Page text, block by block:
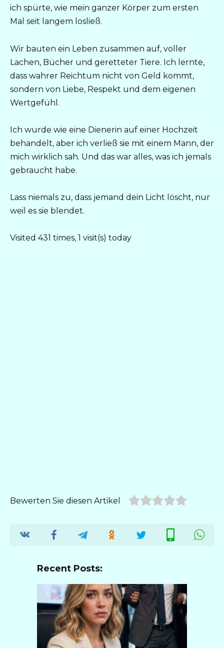
ich spürte, wie mein ganzer Körper zum ersten
Mal seit langem losließ.
Wir bauten ein Leben zusammen auf, voller
Lachen, Bücher und geretteter Tiere. Ich lernte,
dass wahrer Reichtum nicht von Geld kommt,
sondern von Liebe, Respekt und dem eigenen
Wertgefühl.
Ich wurde wie eine Dienerin auf einer Hochzeit
behandelt, aber ich verließ sie mit einem Mann, der
mich wirklich sah. Und das war alles, was ich jemals
gebraucht habe.
Lass niemals zu, dass jemand dein Licht löscht, nur
weil es sie blendet.
Visited 431 times, 1 visit(s) today
Bewerten Sie diesen Artikel
Recent Posts: